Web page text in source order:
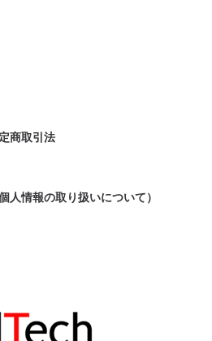
商取引法
人情報の取り扱いについて）